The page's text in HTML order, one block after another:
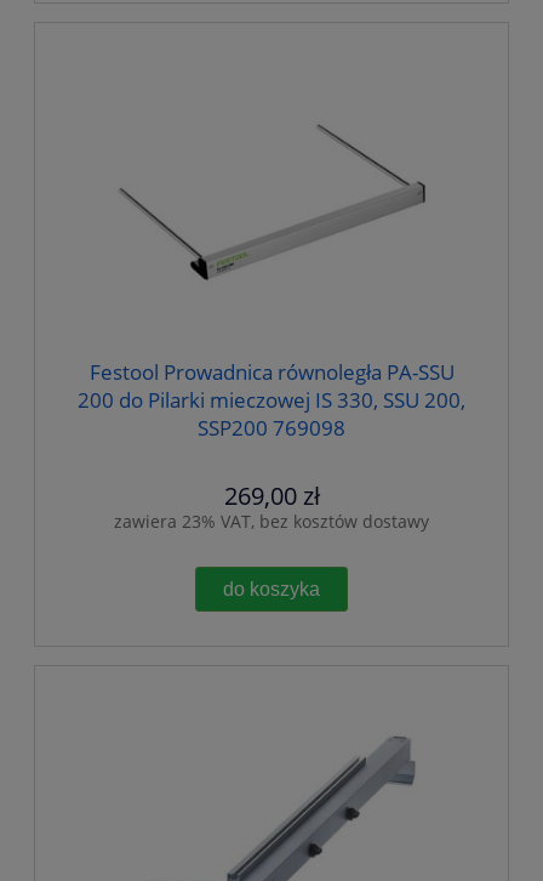
Festool Prowadnica równoległa PA-SSU
200 do Pilarki mieczowej IS 330, SSU 200,
SSP200 769098
269,00 zł
zawiera 23% VAT, bez kosztów dostawy
do koszyka